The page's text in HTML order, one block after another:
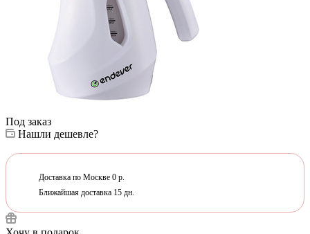
Под заказ
Нашли дешевле?
Доставка по Москве 0 р.
Ближайшая доставка 15 дн.